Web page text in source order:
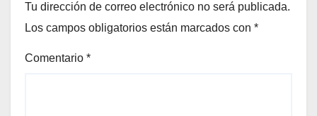
Tu dirección de correo electrónico no será publicada.
Los campos obligatorios están marcados con *
Comentario *